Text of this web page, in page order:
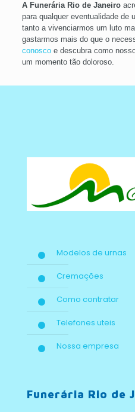
A Funerária Rio de Janeiro
para qualquer eventualidade de
tanto a vivenciarmos um luto
gastarmos mais do que o
conoscoe descubra como
um momento tão doloroso.
Modelos de urnas
Cremações
Como contratar
Telefones uteis
Nossa empresa
Funerária Rio de